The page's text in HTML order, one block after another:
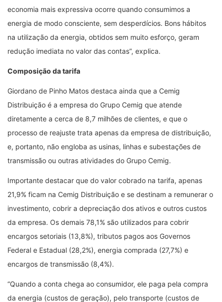
economia mais expressiva ocorre quando consumimos a
energia de modo consciente, sem desperdícios. Bons hábitos
na utilização da energia, obtidos sem muito esforço, geram
redução imediata no valor das contas”, explica.
Composição da tarifa
Giordano de Pinho Matos destaca ainda que a Cemig
Distribuição é a empresa do Grupo Cemig que atende
diretamente a cerca de 8,7 milhões de clientes, e que o
processo de reajuste trata apenas da empresa de distribuição,
e, portanto, não engloba as usinas, linhas e subestações de
transmissão ou outras atividades do Grupo Cemig.
Importante destacar que do valor cobrado na tarifa, apenas
21,9% ficam na Cemig Distribuição e se destinam a remunerar o
investimento, cobrir a depreciação dos ativos e outros custos
da empresa. Os demais 78,1% são utilizados para cobrir
encargos setoriais (13,8%), tributos pagos aos Governos
Federal e Estadual (28,2%), energia comprada (27,7%) e
encargos de transmissão (8,4%).
“Quando a conta chega ao consumidor, ele paga pela compra
da energia (custos de geração), pelo transporte (custos de